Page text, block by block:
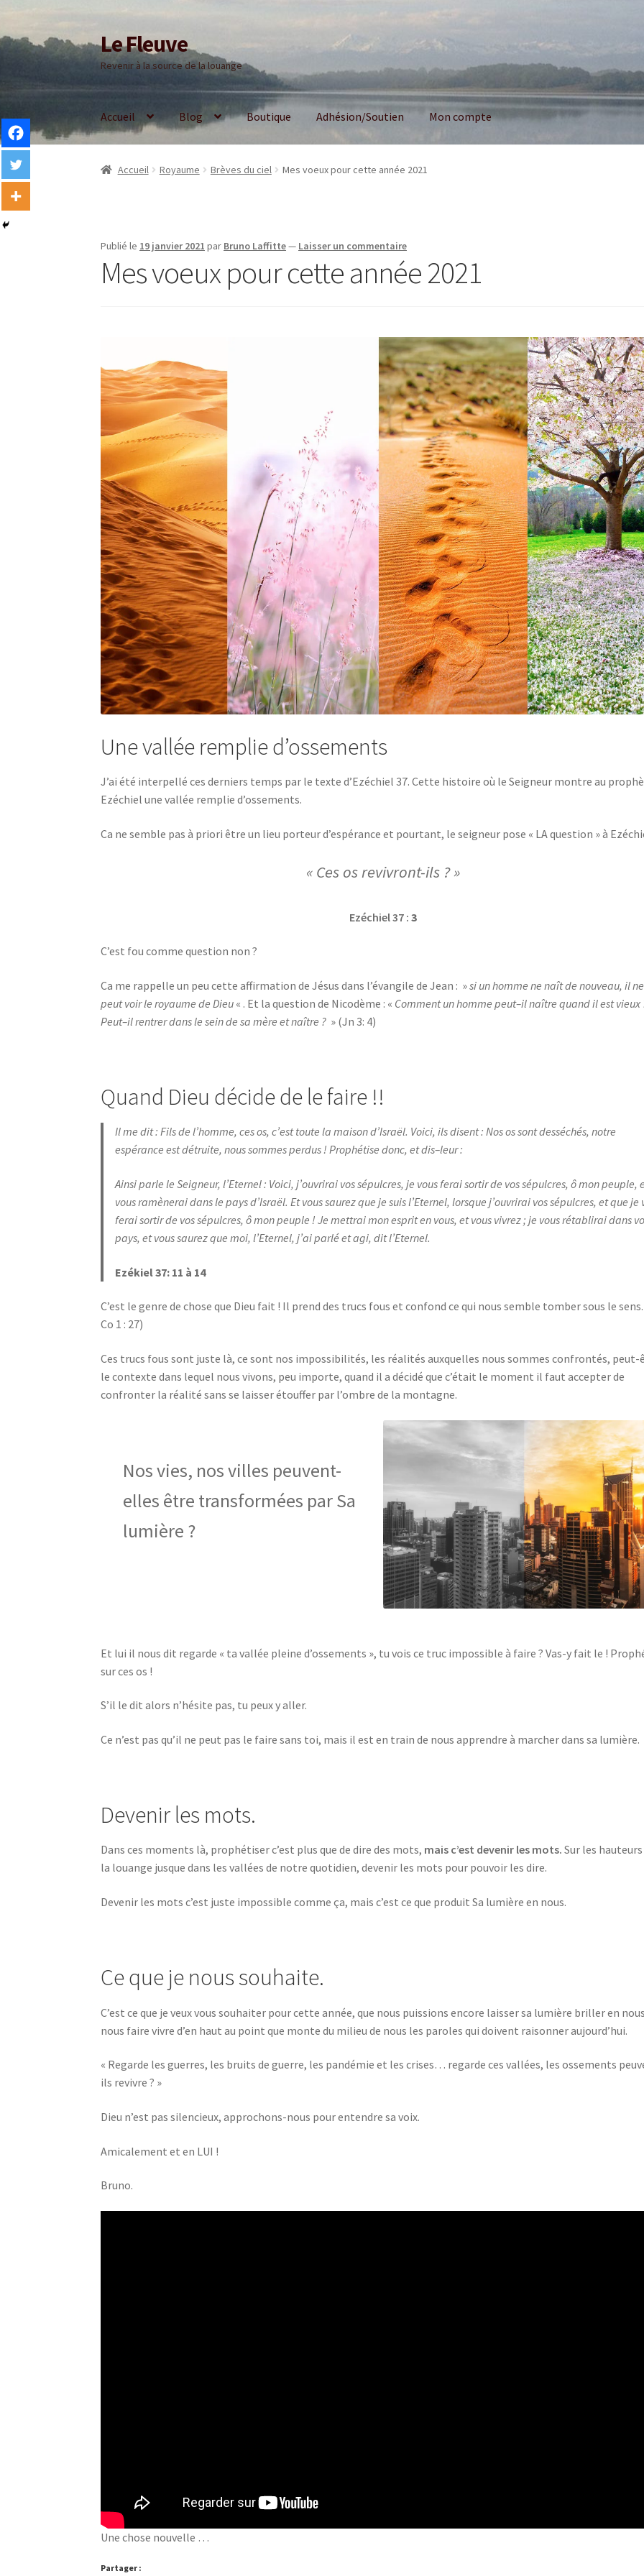
Aller
à
la
navigation
Aller
au
contenu
Le Fleuve
Revenir à la source de la louange
Accueil Blog Boutique Adhésion/Soutien Mon compte
Accueil Royaume Brèves du ciel Mes voeux pour cette année 2021
Publié le 19 janvier 2021 par Bruno Laffitte— Laisser un commentaire
Mes voeux pour cette année 2021
Une vallée remplie d’ossements
J’ai été interpellé ces derniers temps par le texte d’Ezéchiel 37. Cette histoire où le Seigneur montre au
Ezéchiel une vallée remplie d’ossements.
Ca ne semble pas à priori être un lieu porteur d’espérance et pourtant, le seigneur pose « LA question » à
« Ces os revivront-ils ? »
Ezéchiel 37 :3
C’est fou comme question non ?
Ca me rappelle un peu cette affirmation de Jésus dans l’évangile de Jean : »si un homme ne naît de nouveau, il ne
peut voir le royaume de Dieu « . Et la question de Nicodème : « Comment un homme peut–il naître quand il est vieux
Peut–il rentrer dans le sein de sa mère et naître ? » (Jn 3: 4)
Quand Dieu décide de le faire !!
Il me dit : Fils de l’homme, ces os, c’est toute la maison d’Israël. Voici, ils disent : Nos os sont desséchés, notre
espérance est détruite, nous sommes perdus ! Prophétise donc, et dis–leur :
Ainsi parle le Seigneur, l’Eternel : Voici, j’ouvrirai vos sépulcres, je vous ferai sortir de vos sépulcres, ô mon peuple,
vous ramènerai dans le pays d’Israël. Et vous saurez que je suis l’Eternel, lorsque j’ouvrirai vos sépulcres, et que je
ferai sortir de vos sépulcres, ô mon peuple ! Je mettrai mon esprit en vous, et vous vivrez ; je vous rétablirai dans
pays, et vous saurez que moi, l’Eternel, j’ai parlé et agi, dit l’Eternel.
Ezékiel 37: 11 à 14
C’est le genre de chose que Dieu fait ! Il prend des trucs fous et confond ce qui nous semble tomber sous le
Co 1 : 27)
Ces trucs fous sont juste là, ce sont nos impossibilités, les réalités auxquelles nous sommes confrontés, peut-
le contexte dans lequel nous vivons, peu importe, quand il a décidé que c’était le moment il faut accepter de
confronter la réalité sans se laisser étouffer par l’ombre de la montagne.
Nos vies, nos villes peuvent-
elles être transformées par Sa
lumière ?
Et lui il nous dit regarde « ta vallée pleine d’ossements », tu vois ce truc impossible à faire ? Vas-y fait le !
sur ces os !
S’il le dit alors n’hésite pas, tu peux y aller.
Ce n’est pas qu’il ne peut pas le faire sans toi, mais il est en train de nous apprendre à marcher dans sa lumière.
Devenir les mots.
Dans ces moments là, prophétiser c’est plus que de dire des mots, mais c’est devenir les mots. Sur les hauteurs
la louange jusque dans les vallées de notre quotidien, devenir les mots pour pouvoir les dire.
Devenir les mots c’est juste impossible comme ça, mais c’est ce que produit Sa lumière en nous.
Ce que je nous souhaite.
C’est ce que je veux vous souhaiter pour cette année, que nous puissions encore laisser sa lumière briller en
nous faire vivre d’en haut au point que monte du milieu de nous les paroles qui doivent raisonner aujourd’hui.
« Regarde les guerres, les bruits de guerre, les pandémie et les crises… regarde ces vallées, les ossements
ils revivre ? »
Dieu n’est pas silencieux, approchons-nous pour entendre sa voix.
Amicalement et en LUI !
Bruno.
Une chose nouvelle …
Partager :